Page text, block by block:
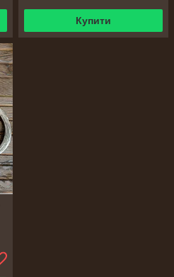
Купити